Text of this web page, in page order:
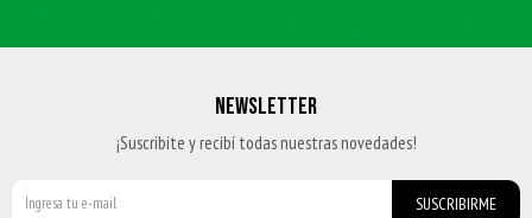
NEWSLETTER
¡Suscribite y recibí todas nuestras novedades!
SUSCRIBIRME